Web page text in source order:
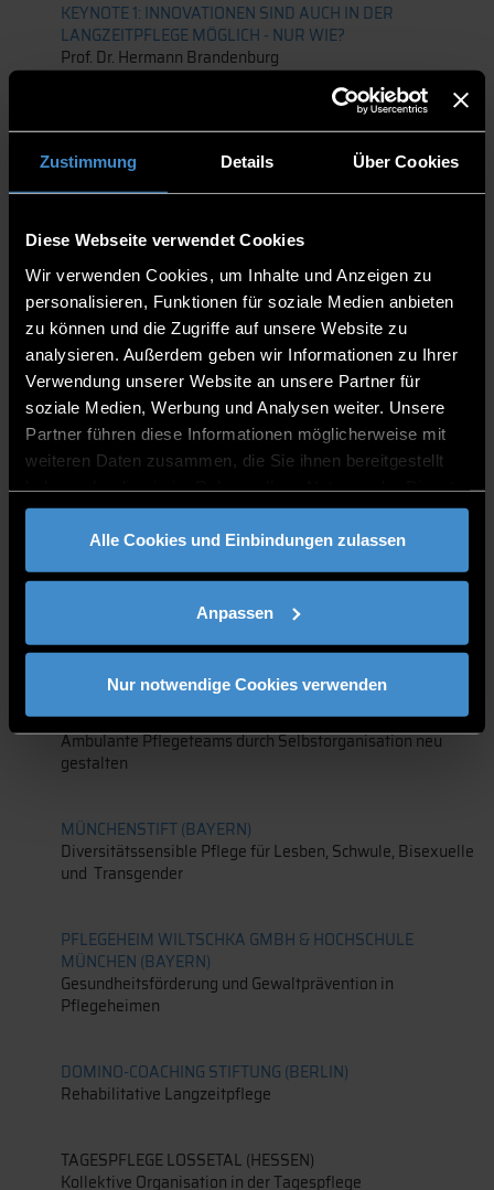
Zustimmung Details Über Cookies
Diese Webseite verwendet Cookies
Wir verwenden Cookies, um Inhalte und Anzeigen zu
personalisieren, Funktionen für soziale Medien anbieten
zu können und die Zugriffe auf unsere Website zu
analysieren. Außerdem geben wir Informationen zu Ihrer
Verwendung unserer Website an unsere Partner für
soziale Medien, Werbung und Analysen weiter. Unsere
Partner führen diese Informationen möglicherweise mit
weiteren Daten zusammen, die Sie ihnen bereitgestellt
gesammelt haben.
Alle Cookies und Einbindungen zulassen
Anpassen
Nur notwendige Cookies verwenden
KEYNOTE 1: INNOVATIONEN SIND AUCH IN DER
LANGZEITPFLEGE MÖGLICH - NUR WIE?
Prof. Dr. Hermann Brandenburg
KEYNOTE 2: EIN WERTE-ORIENTIERTER INDEX DER
INNOVATIVITÄT SOZIALER INNOVATIONEN
Lehrstuhl für Sozialpolitik und Methoden der qualitativen
ProAlter, Kuratorium Deutsche Altershilfe
ARTEN VON INNOVATIONEN IN DER LANGZEITPFLEGE
Prof. Dr. Thomas Boggatz
DEMENZ-SUPPORT STUTTGART (BADEN-
WÜRTTEMBERG)
Mit Videobotschaften herausforderndes Verhalten von
Menschen mit Demenz meistern
WÜRTTEMBERG) IN KOOPERATION MIT DER AOK BADEN-
beim Handwerker
BUURTZORG MÜNCHEN (BAYERN)
Ambulante Pflegeteams durch Selbstorganisation neu
gestalten
MÜNCHENSTIFT (BAYERN)
Diversitätssensible Pflege für Lesben, Schwule, Bisexuelle
und Transgender
PFLEGEHEIM WILTSCHKA GMBH & HOCHSCHULE
MÜNCHEN (BAYERN)
Gesundheitsförderung und Gewaltprävention in
Pflegeheimen
DOMINO-COACHING STIFTUNG (BERLIN)
Rehabilitative Langzeitpflege
TAGESPFLEGE LOSSETAL (HESSEN)
Kollektive Organisation in der Tagespflege